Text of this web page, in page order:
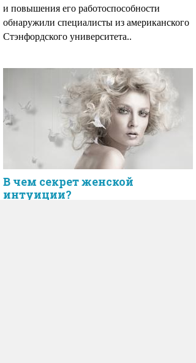
и повышения его работоспособности
обнаружили специалисты из американского
Стэнфордского университета..
В чем секрет женской
интуиции?